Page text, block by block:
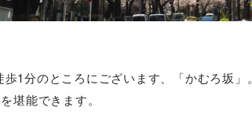
1分のところにございます、「かむろ坂」。
堪能できます。